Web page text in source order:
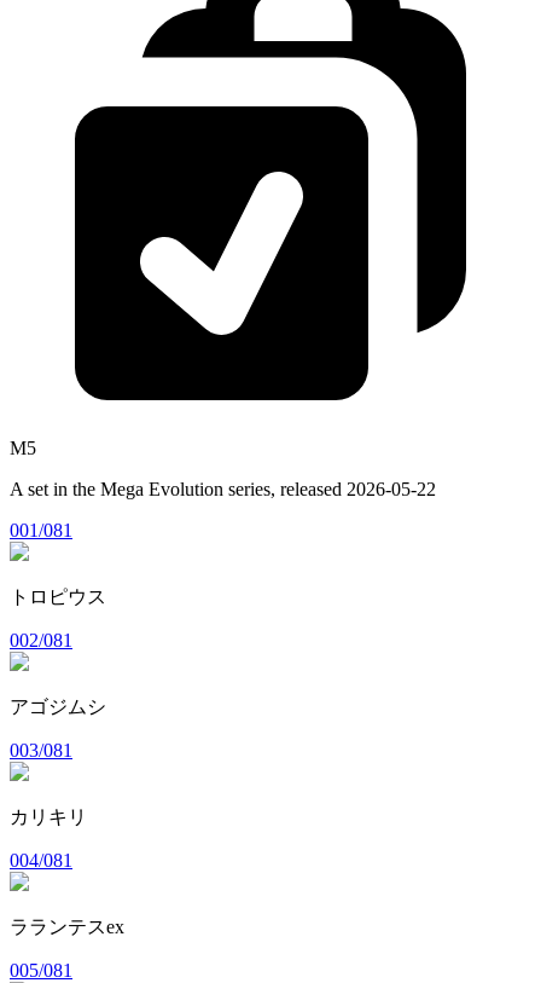
M5
A set in the Mega Evolution series, released 2026-05-22
001/081
トロピウス
002/081
アゴジムシ
003/081
カリキリ
004/081
ラランテスex
005/081